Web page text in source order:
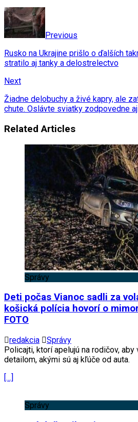
Previous
Rusko na Ukrajine prišlo o ďalších
stratilo aj tanky a delostrelectvo
Next
Žiadne delobuchy a živé kapry, ale
chute. Oslávte sviatky zodpovedne
Related Articles
Správy
Deti počas Vianoc sadli za
košická polícia hovorí o
FOTO
redakcia
Správy
Policajti, ktorí apelujú na rodičov,
detailom, akými sú aj kľúče od auta.
[…]
Správy